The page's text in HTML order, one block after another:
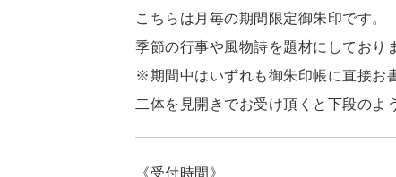
こちらは月毎の期間限定御朱印です。
季節の行事や風物詩を題材にしており
※期間中はいずれも御朱印帳に直接お
二体を見開きでお受け頂くと下段のよ
《受付時間》